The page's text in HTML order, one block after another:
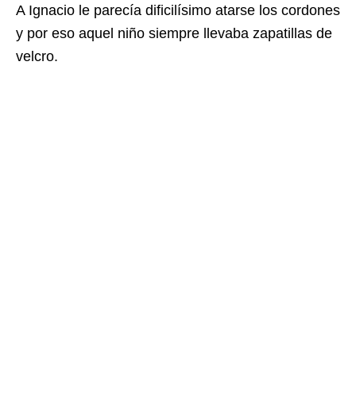
A Ignacio le parecía dificilísimo atarse los cordones
y por eso aquel niño siempre llevaba zapatillas de
velcro.